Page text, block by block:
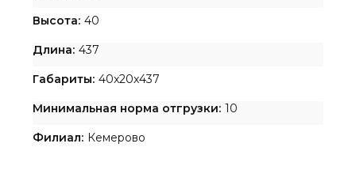
Высота: 40
Длина: 437
Габариты: 40x20x437
Минимальная норма отгрузки: 10
Филиал: Кемерово